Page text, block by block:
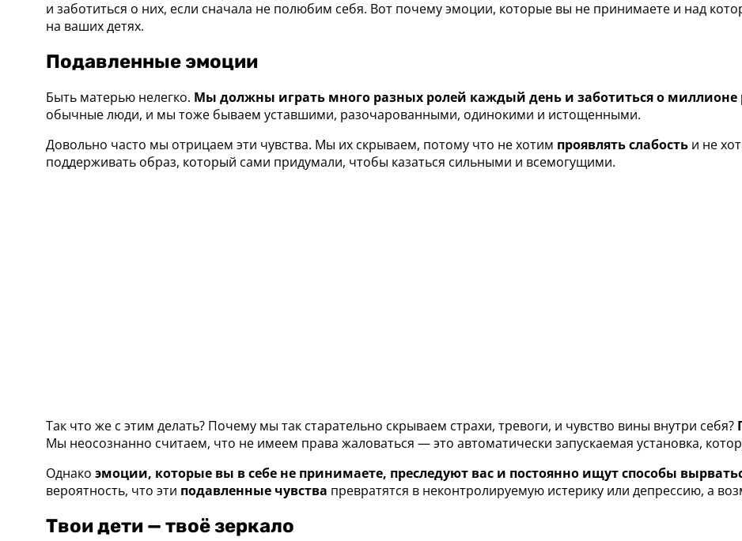
и заботиться о них, если сначала не полюбим себя. Вот почему эмоции, которые вы не принимаете и над
на ваших детях.
Подавленные эмоции
Быть матерью нелегко. Мы должны играть много разных ролей каждый день и заботиться о
обычные люди, и мы тоже бываем уставшими, разочарованными, одинокими и истощенными.
Довольно часто мы отрицаем эти чувства. Мы их скрываем, потому что не хотим проявлять слабость и не
поддерживать образ, который сами придумали, чтобы казаться сильными и всемогущими.
Так что же с этим делать? Почему мы так старательно скрываем страхи, тревоги, и чувство вины внутри себя?
Мы неосознанно считаем, что не имеем права жаловаться — это автоматически запускаемая установка,
Однако эмоции, которые вы в себе не принимаете, преследуют вас и постоянно ищут способы
вероятность, что эти подавленные чувства превратятся в неконтролируемую истерику или депрессию, а
Твои дети — твоё зеркало